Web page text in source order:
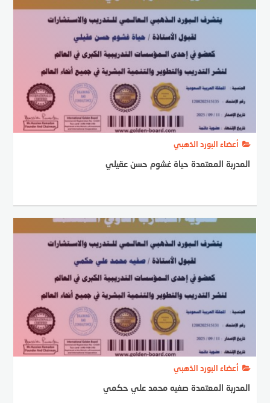
أعضاء البورد الذهبي
المدربة المعتمدة حياة غشوم حسن عقيلي
أعضاء البورد الذهبي
المدربة المعتمدة صفيه محمد علي حكمي